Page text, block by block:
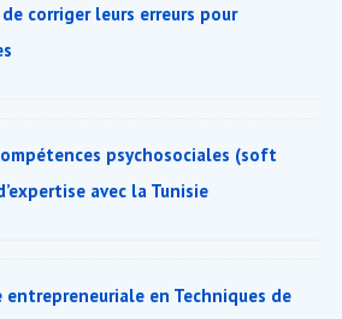
des
corriger leurs erreurs pour
psychosociales (soft
avec la Tunisie
en Techniques de